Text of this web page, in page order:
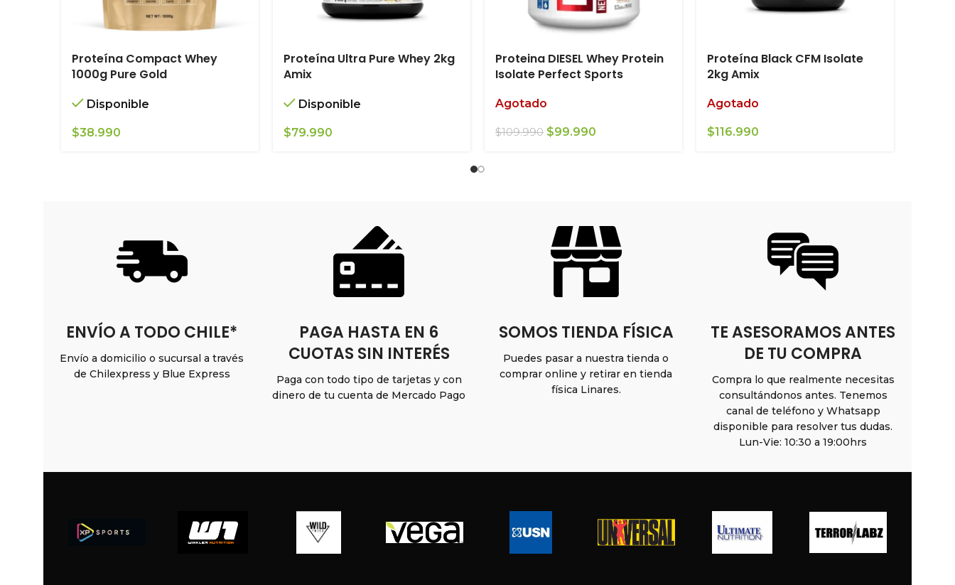
Proteína Compact Whey
1000g Pure Gold
Disponible
$38.990
Proteína Ultra Pure Whey 2kg
Amix
Disponible
$79.990
Proteina DIESEL Whey Protein
Isolate Perfect Sports
Agotado
$109.990 El
$99.990
Proteína Black CFM Isolate
2kg Amix
Agotado
$116.990
ENVÍO A TODO CHILE*
Envío a domicilio o sucursal a través
de Chilexpress y Blue Express
PAGA HASTA EN 6
CUOTAS SIN INTERÉS
Paga con todo tipo de tarjetas y con
dinero de tu cuenta de Mercado Pago
SOMOS TIENDA FÍSICA
Puedes pasar a nuestra tienda o
comprar online y retirar en tienda
física Linares.
TE ASESORAMOS ANTES
DE TU COMPRA
Compra lo que realmente necesitas
consultándonos antes. Tenemos
canal de teléfono y Whatsapp
disponible para resolver tus dudas.
Lun-Vie: 10:30 a 19:00hrs